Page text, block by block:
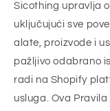
Sicothing upravlja
uključujući sve
alate, proizvode i
pažljivo odabrano
radi na Shopify
usluga. Ova